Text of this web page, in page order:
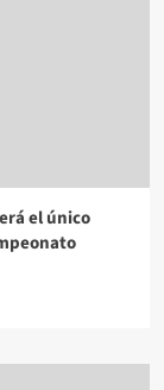
el único